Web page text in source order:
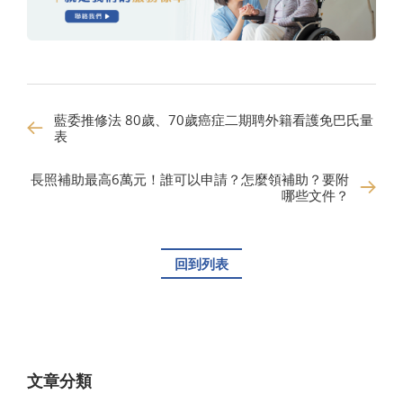
藍委推修法 80歲、70歲癌症二期聘外籍看護免巴氏量
表
長照補助最高6萬元！誰可以申請？怎麼領補助？要附
哪些文件？
回到列表
文章分類